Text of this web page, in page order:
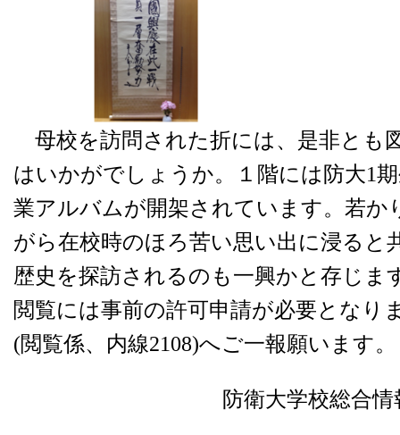
母校を訪問された折には、是非とも
はいかがでしょうか。１階には防大1
業アルバムが開架されています。若か
がら在校時のほろ苦い思い出に浸ると
歴史を探訪されるのも一興かと存じま
閲覧には事前の許可申請が必要となり
(閲覧係、内線2108)へご一報願います。
防衛大学校総合